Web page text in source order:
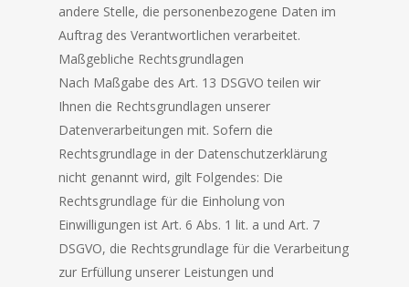
andere Stelle, die personenbezogene Daten im
Auftrag des Verantwortlichen verarbeitet.
Maßgebliche Rechtsgrundlagen
Nach Maßgabe des Art. 13 DSGVO teilen wir
Ihnen die Rechtsgrundlagen unserer
Datenverarbeitungen mit. Sofern die
Rechtsgrundlage in der Datenschutzerklärung
nicht genannt wird, gilt Folgendes: Die
Rechtsgrundlage für die Einholung von
Einwilligungen ist Art. 6 Abs. 1 lit. a und Art. 7
DSGVO, die Rechtsgrundlage für die Verarbeitung
zur Erfüllung unserer Leistungen und